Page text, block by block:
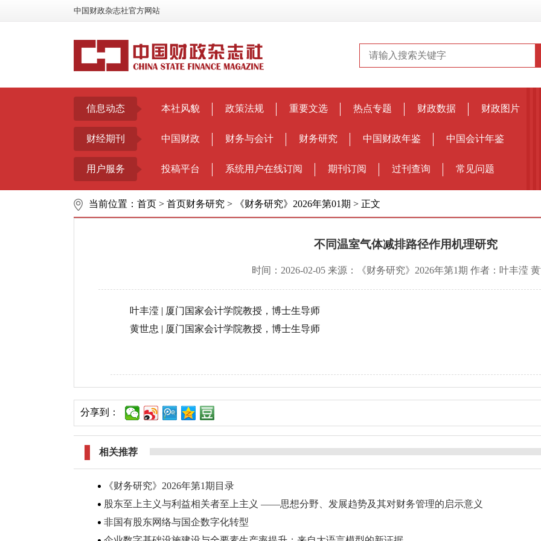
中国财政杂志社官方网站
信息动态 本社风貌 政策法规 重要文选 热点专题 财政数据 财政图片
财经期刊 中国财政 财务与会计 财务研究 中国财政年鉴 中国会计年鉴
用户服务 投稿平台 系统用户在线订阅 期刊订阅 过刊查询 常见问题
当前位置： 首页 > 首页财务研究 > 《财务研究》2026年第01期 > 正文
不同温室气体减排路径作用机理研究
时间：2026-02-05 来源：《财务研究》2026年第1期 作者：叶丰滢
叶丰滢 | 厦门国家会计学院教授，博士生导师
黄世忠 | 厦门国家会计学院教授，博士生导师
分享到：
相关推荐
《财务研究》2026年第1期目录
股东至上主义与利益相关者至上主义 ——思想分野、发展趋势及其对财务管理的启示意义
非国有股东网络与国企数字化转型